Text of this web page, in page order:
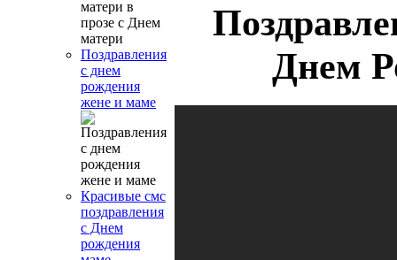
Поздравления
с днем
рождения
жене и маме
Красивые смс
поздравления
с Днем
рождения
Днем